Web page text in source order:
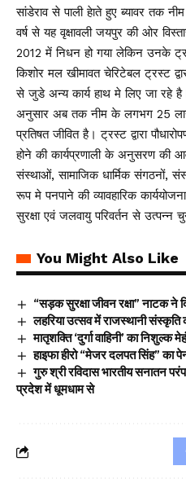
सांडेराव से पाली हेाते हुए ब्यावर तक
वर्ष से यह वृक्षावली जयपुर की ओर
2012 में निधन हो गया लेकिन उनके
किशोर मल खीमावत चेरिटेबल ट्रस्ट
से जुडे अन्य कार्य हाथ मे लिए जा रहे
अनुसार अब तक नीम के लगभग 25
प्रतिषत जीवित है। ट्रस्ट द्वारा
होने की कार्यप्रणाली के अनुसरण की
संस्थाओं, सामाजिक धार्मिक संगठनों,
रूप मे पनपाने की व्यावहारिक
सुरक्षा एवं जलवायु परिवर्तन से उत्पन्न
You Might Also Like
“सड़क सुरक्षा जीवन रक्षा” नाटक ने
लहरिया उत्सव में राजस्थानी संस्कृति
मातृशक्ति ‘दुर्गा वाहिनी’ का निशुल्क
हाइफा हीरो “मेजर दलपत सिंह” का
गुरु श्री रविदास भारतीय सनातन
प्रदेश में धूमधाम से